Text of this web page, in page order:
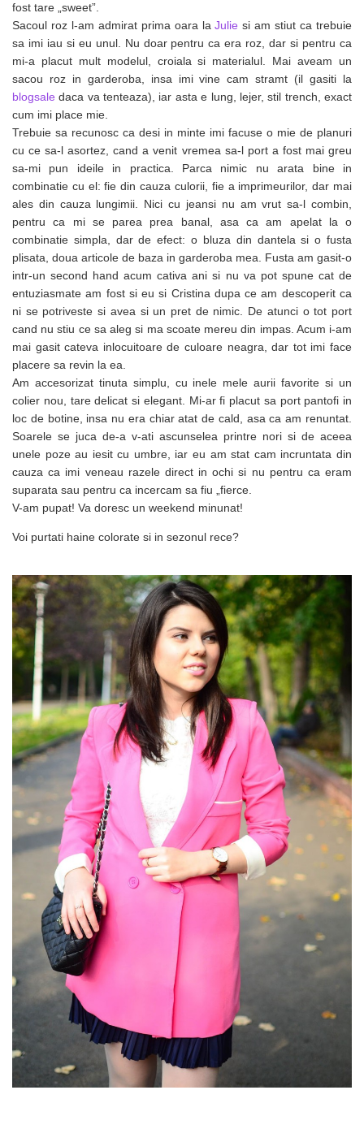
fost tare „sweet”.
Sacoul roz l-am admirat prima oara laJulie si am stiut ca trebuie
sa imi iau si eu unul. Nu doar pentru ca era roz, dar si pentru ca
mi-a placut mult modelul, croiala si materialul. Mai aveam un
sacou roz in garderoba, insa imi vine cam stramt (il gasiti la
blogsale daca va tenteaza), iar asta e lung, lejer, stil trench, exact
cum imi place mie.
Trebuie sa recunosc ca desi in minte imi facuse o mie de planuri
cu ce sa-l asortez, cand a venit vremea sa-l port a fost mai greu
sa-mi pun ideile in practica. Parca nimic nu arata bine in
combinatie cu el: fie din cauza culorii, fie a imprimeurilor, dar mai
ales din cauza lungimii. Nici cu jeansi nu am vrut sa-l combin,
pentru ca mi se parea prea banal, asa ca am apelat la o
combinatie simpla, dar de efect: o bluza din dantela si o fusta
plisata, doua articole de baza in garderoba mea. Fusta am gasit-o
intr-un second hand acum cativa ani si nu va pot spune cat de
entuziasmate am fost si eu si Cristina dupa ce am descoperit ca
ni se potriveste si avea si un pret de nimic. De atunci o tot port
cand nu stiu ce sa aleg si ma scoate mereu din impas. Acum i-am
mai gasit cateva inlocuitoare de culoare neagra, dar tot imi face
placere sa revin la ea.
Am accesorizat tinuta simplu, cu inele mele aurii favorite si un
colier nou, tare delicat si elegant. Mi-ar fi placut sa port pantofi in
loc de botine, insa nu era chiar atat de cald, asa ca am renuntat.
Soarele se juca de-a v-ati ascunselea printre nori si de aceea
unele poze au iesit cu umbre, iar eu am stat cam incruntata din
cauza ca imi veneau razele direct in ochi si nu pentru ca eram
suparata sau pentru ca incercam sa fiu „fierce.
V-am pupat! Va doresc un weekend minunat!
Voi purtati haine colorate si in sezonul rece?